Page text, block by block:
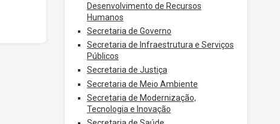
Desenvolvimento de Recursos
Humanos
Secretaria de Governo
Secretaria de Infraestrutura e Serviços
Públicos
Secretaria de Justiça
Secretaria de Meio Ambiente
Secretaria de Modernização,
Tecnologia e Inovação